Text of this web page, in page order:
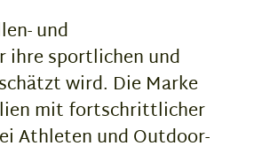
und
ihre sportlichen und
wird. Die Marke
mit fortschrittlicher
Athleten und Outdoor-